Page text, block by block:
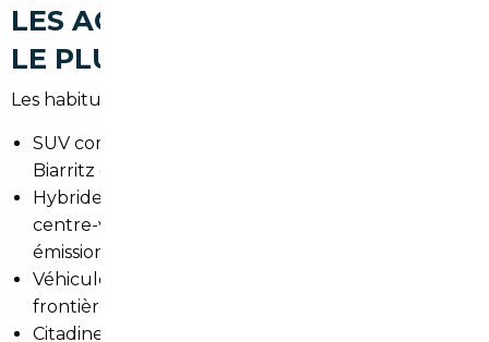
LES ACHETEURS RECHERCHENT
LE PLUS À URRUGNE
Les habitudes de mobilité locales orientent les choix :
SUV compacts pour les familles et les trajets entre
Biarritz et l'arrière-pays.
Hybrides et petites électriques pour circuler en
centre-ville et répondre aux zones à faibles
émissions.
Véhicules premium allemands, prisés près de la
frontière et pour les longs trajets vers l'Espagne.
Citadines pratiques pour stationner dans les